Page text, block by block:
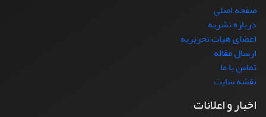
صفحه اصلی
درباره نشریه
اعضای هیات تحریریه
ارسال مقاله
تماس با ما
نقشه سایت
اخبار و اعلانات